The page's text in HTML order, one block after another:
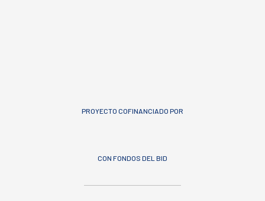
PROYECTO COFINANCIADO POR
CON FONDOS DEL BID